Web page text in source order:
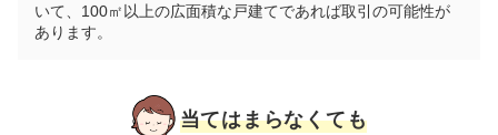
いて、100㎡以上の広面積な戸建てであれば取引の可能性が
あります。
当てはまらなくても